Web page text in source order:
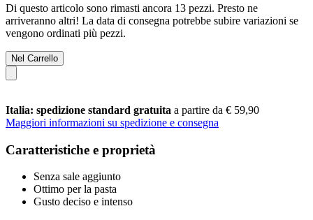
Di questo articolo sono rimasti ancora 13 pezzi. Presto ne
arriveranno altri! La data di consegna potrebbe subire variazioni se
vengono ordinati più pezzi.
Nel Carrello
Italia: spedizione standard gratuita a partire da € 59,90
Maggiori informazioni su spedizione e consegna
Caratteristiche e proprietà
Senza sale aggiunto
Ottimo per la pasta
Gusto deciso e intenso